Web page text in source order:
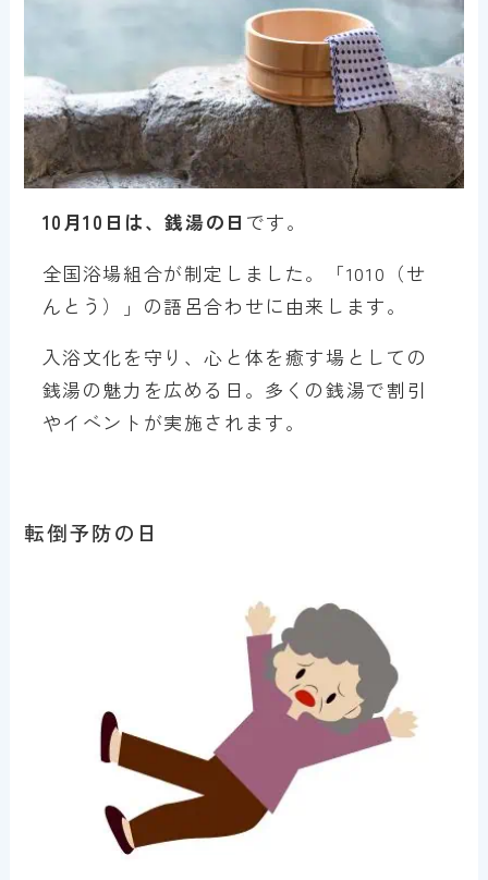
10月10日は、銭湯の日 です。
全国浴場組合が制定しました。「1010（せ
んとう）」の語呂合わせに由来します。
入浴文化を守り、心と体を癒す場としての
銭湯の魅力を広める日。多くの銭湯で割引
やイベントが実施されます。
転倒予防の日